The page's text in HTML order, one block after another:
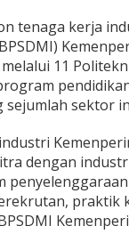
tenaga kerja
11
sejumlah sektor
dengan
praktik